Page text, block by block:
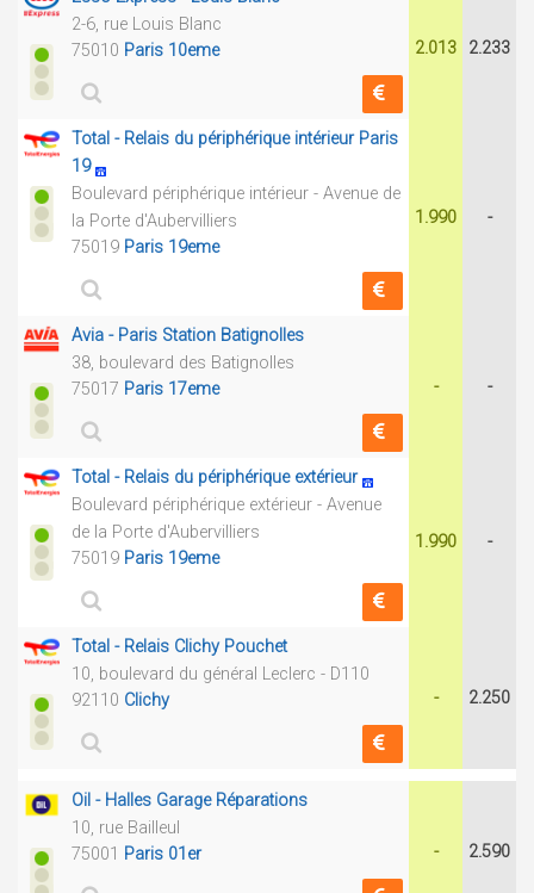
2-6, rue Louis Blanc
75010 Paris 10eme 2.013 2.233
Total - Relais du périphérique intérieur Paris
19
Boulevard périphérique intérieur - Avenue de
la Porte d'Aubervilliers
75019 Paris 19eme
1.990 -
Avia - Paris Station Batignolles
38, boulevard des Batignolles
75017 Paris 17eme - -
Total - Relais du périphérique extérieur
Boulevard périphérique extérieur - Avenue
de la Porte d'Aubervilliers
75019 Paris 19eme
1.990 -
Total - Relais Clichy Pouchet
10, boulevard du général Leclerc - D110
92110 Clichy - 2.250
Oil - Halles Garage Réparations
10, rue Bailleul
75001 Paris 01er - 2.590